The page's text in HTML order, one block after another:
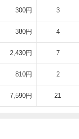
300円 3
380円 4
2,430円 7
810円 2
7,590円 21